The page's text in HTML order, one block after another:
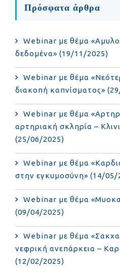
Πρόσφατα άρθρα
Webinar με θέμα
δεδομένα» (19/11/2025)
Webinar με θέμα
διακοπή καπνίσματος»
Webinar με θέμα
αρτηριακή σκληρία –
(25/06/2025)
Webinar με θέμα
στην εγκυμοσύνη» (14/05/
Webinar με θέμα
(09/04/2025)
Webinar με θέμα
νεφρική ανεπάρκεια –
(12/02/2025)